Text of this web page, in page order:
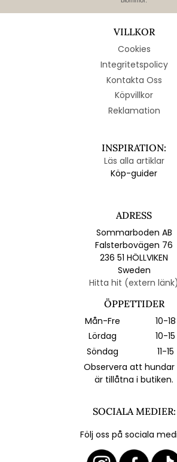
VILLKOR
Cookies
Integritetspolicy
Kontakta Oss
Köpvillkor
Reklamation
INSPIRATION:
Läs alla artiklar
Köp-guider
ADRESS
Sommarboden AB
Falsterbovägen 76
236 51 HÖLLVIKEN
Sweden
Hitta hit (extern länk)
ÖPPETTIDER
Mån-Fre
10-18
Lördag
10-15
Söndag
11-15
Observera att hundar
är tillåtna i butiken.
SOCIALA MEDIER:
Följ oss på sociala